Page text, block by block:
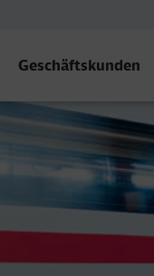
Geschäftskunden